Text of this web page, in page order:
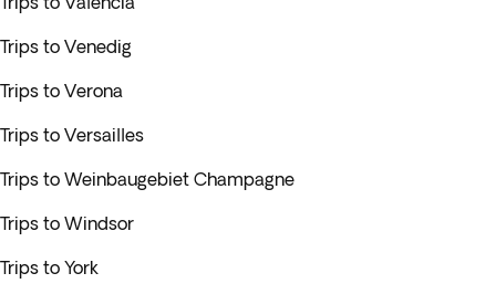
Trips to Venedig
Trips to Verona
Trips to Versailles
Trips to Weinbaugebiet Champagne
Trips to Windsor
Trips to York